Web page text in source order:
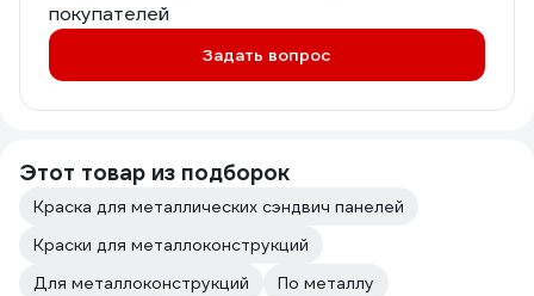
покупателей
Задать вопрос
Этот товар из подборок
Краска для металлических сэндвич панелей
Краски для металлоконструкций
Для металлоконструкций
По металлу